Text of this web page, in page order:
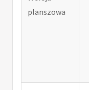
planszowa